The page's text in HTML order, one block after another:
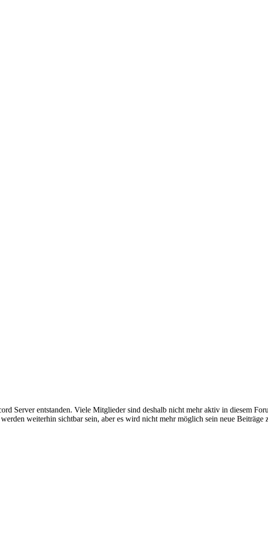
Server entstanden. Viele Mitglieder sind deshalb nicht mehr aktiv in diesem
weiterhin sichtbar sein, aber es wird nicht mehr möglich sein neue